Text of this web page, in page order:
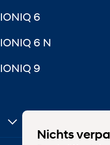
IONIQ 6
IONIQ 6 N
IONIQ 9
Nichts